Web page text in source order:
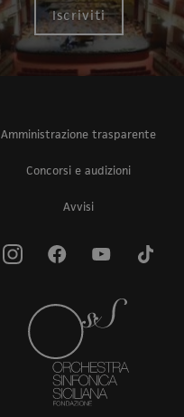
Iscriviti
Amministrazione trasparente
Concorsi e audizioni
Avvisi